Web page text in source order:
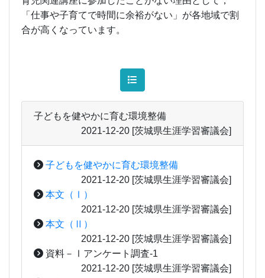
「仕事や子育てで時間に余裕がない」が各地域で割
合が高くなっています。
子どもを健やかに育む環境整備
2021-12-20 [茨城県生涯学習審議会]
子どもを健やかに育む環境整備
2021-12-20 [茨城県生涯学習審議会]
本文（Ⅰ）
2021-12-20 [茨城県生涯学習審議会]
本文（Ⅱ）
2021-12-20 [茨城県生涯学習審議会]
資料－Ⅰアンケート調査-1
2021-12-20 [茨城県生涯学習審議会]